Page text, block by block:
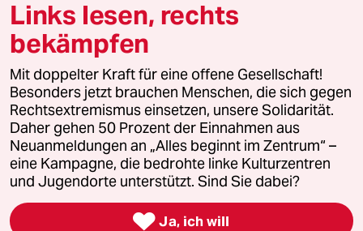
© 2026 taz Verlags und Vertriebs GmbH
Alle Rechte vorbehalten. Bei rechtlichen Fragen oder für Genehmigungen
wenden Sie sich bitte an lizenzen@taz.de
Feedback Redaktionsstatut Kommune-Richtlinien
Leitlinie Informant Datenschutz Impressum AGB
Seitenwende Einwilligungen widerrufen (Ads)
Links lesen, rechts
bekämpfen
Mit doppelter Kraft für eine offene Gesellschaft!
Besonders jetzt brauchen Menschen, die sich gegen
Rechtsextremismus einsetzen, unsere Solidarität.
Daher gehen 50 Prozent der Einnahmen aus
Neuanmeldungen an „Alles beginnt im Zentrum“ –
eine Kampagne, die bedrohte linke Kulturzentren
und Jugendorte unterstützt. Sind Sie dabei?
 Ja, ich will